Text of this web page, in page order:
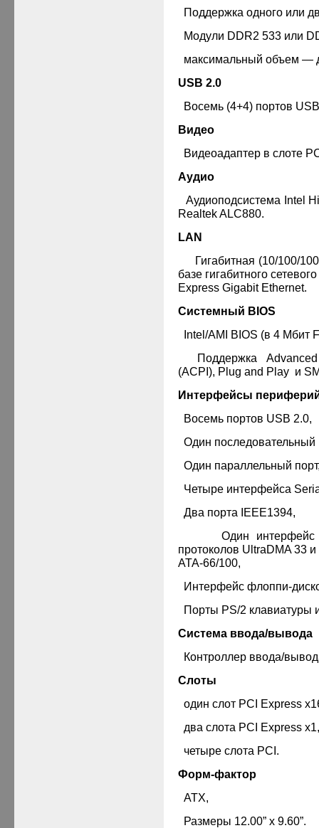
Поддержка одного или
Модули DDR2 533 или
максимальный объем —
USB 2.0
Восемь (4+4) портов
Видео
Видеоадаптер в слоте
Аудио
Аудиоподсистема Intel
Realtek ALC880.
LAN
Гигабитная (10/100/
базе гигабитного
Express Gigabit Ethernet.
Системный BIOS
Intel/AMI BIOS (в 4 Мбит
Поддержка Advanced
(ACPI), Plug and Play и
Интерфейсы
Восемь портов USB 2.0,
Один последовательный
Один параллельный порт
Четыре интерфейса
Два порта
IEEE1394,
Один
протоколов U ltraDMA 33 и
ATA-66/100,
Интерфейс флоппи-
Порты PS/2 клавиатуры
Система ввода/вывода
Контроллер ввода/
Слоты
один слот PCI Express
два слота PCI Express x1,
четыре слота PCI.
Форм-фактор
ATX,
Размеры 12.00” х 9.60”.